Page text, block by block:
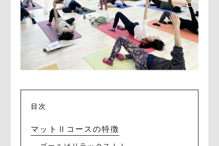
目次
マットⅡコースの特徴